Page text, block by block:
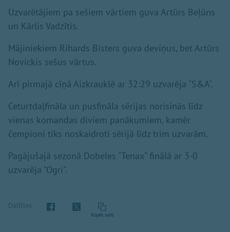
Uzvarētājiem pa sešiem vārtiem guva Artūrs Beļūns
un Kārlis Vadzītis.
Mājiniekiem Rihards Bisters guva deviņus, bet Artūrs
Novickis sešus vārtus.
Arī pirmajā cīņā Aizkrauklē ar 32:29 uzvarēja "S&A".
Ceturtdaļfināla un pusfināla sērijas norisinās līdz
vienas komandas diviem panākumiem, kamēr
čempioni tiks noskaidroti sērijā līdz trim uzvarām.
Pagājušajā sezonā Dobeles "Tenax" finālā ar 3-0
uzvarēja "Ogri".
Dalīties
Kopēt saiti